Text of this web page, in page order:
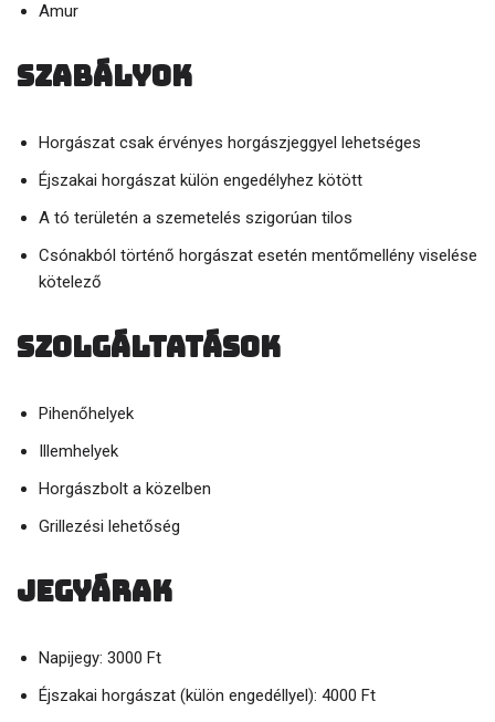
Amur
Szabályok
Horgászat csak érvényes horgászjeggyel lehetséges
Éjszakai horgászat külön engedélyhez kötött
A tó területén a szemetelés szigorúan tilos
Csónakból történő horgászat esetén mentőmellény viselése
kötelező
Szolgáltatások
Pihenőhelyek
Illemhelyek
Horgászbolt a közelben
Grillezési lehetőség
Jegyárak
Napijegy: 3000 Ft
Éjszakai horgászat (külön engedéllyel): 4000 Ft